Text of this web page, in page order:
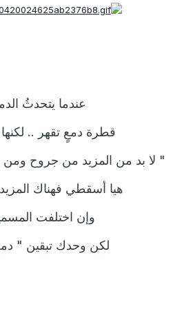
عندما يتحدثُ
قطرة دمعٍ تقهر ..
" لا بد من المزيد من جروح
هيا أسقطي فهناك
وإن اختلفت
لكن وحدك تبقين "